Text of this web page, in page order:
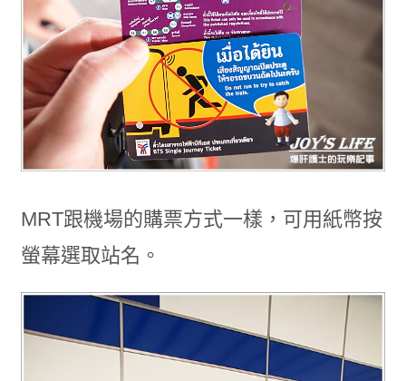
MRT跟機場的購票方式一樣，可用紙幣按
螢幕選取站名。